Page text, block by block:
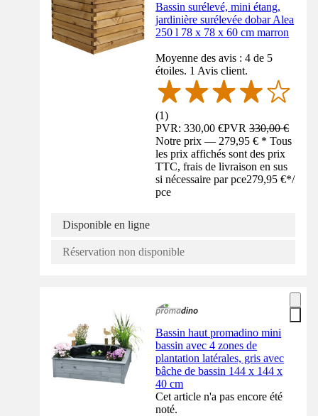
Bassin surélevé, mini étang,
jardinière surélevée dobar Alea
250 l 78 x 78 x 60 cm marron
Moyenne des avis : 4 de 5
étoiles. 1 Avis client.
(1)
PVR: 330,00 €PVR330,00 €
Notre prix — 279,95 € * Tous
les prix affichés sont des prix
TTC, frais de livraison en sus
si nécessaire par pce279,95 €*/
pce
Disponible en ligne
Réservation non disponible
Bassin haut promadino mini
bassin avec 4 zones de
plantation latérales, gris avec
bâche de bassin 144 x 144 x
40 cm
Cet article n'a pas encore été
noté.